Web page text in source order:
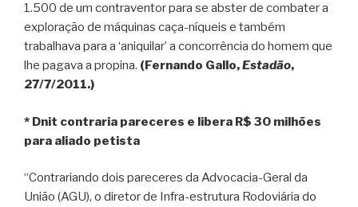
1.500 de um contraventor para se abster de combater a
exploração de máquinas caça-níqueis e também
trabalhava para a ‘aniquilar’ a concorrência do homem que
lhe pagava a propina. (Fernando Gallo,Estadão,
27/7/2011.)
* Dnit contraria pareceres e libera R$ 30 milhões
para aliado petista
“Contrariando dois pareceres da Advocacia-Geral da
União (AGU), o diretor de Infra-estrutura Rodoviária do